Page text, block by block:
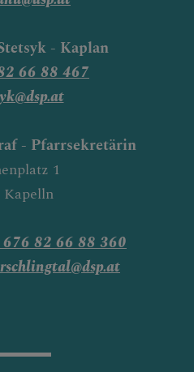
- Kaplan
66 88 467
- Pfarrsekretärin
1
Kapelln
82 66 88 360